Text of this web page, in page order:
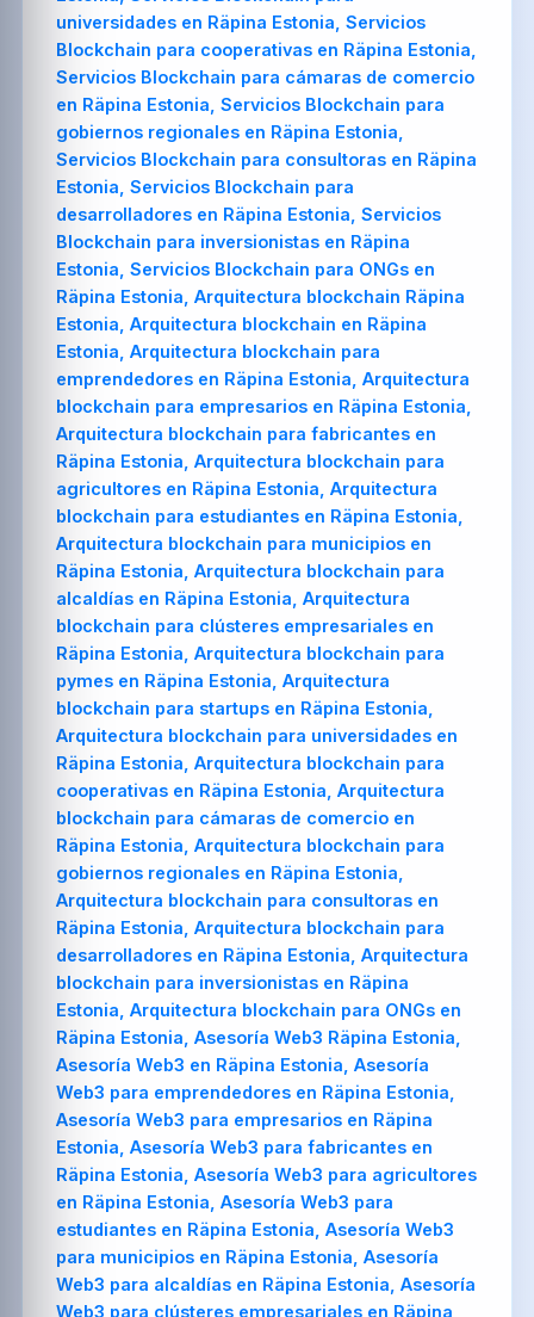
universidades en Räpina Estonia, Servicios
Blockchain para cooperativas en Räpina Estonia,
Servicios Blockchain para cámaras de comercio
en Räpina Estonia, Servicios Blockchain para
gobiernos regionales en Räpina Estonia,
Servicios Blockchain para consultoras en Räpina
Estonia, Servicios Blockchain para
desarrolladores en Räpina Estonia, Servicios
Blockchain para inversionistas en Räpina
Estonia, Servicios Blockchain para ONGs en
Räpina Estonia, Arquitectura blockchain Räpina
Estonia, Arquitectura blockchain en Räpina
Estonia, Arquitectura blockchain para
emprendedores en Räpina Estonia, Arquitectura
blockchain para empresarios en Räpina Estonia,
Arquitectura blockchain para fabricantes en
Räpina Estonia, Arquitectura blockchain para
agricultores en Räpina Estonia, Arquitectura
blockchain para estudiantes en Räpina Estonia,
Arquitectura blockchain para municipios en
Räpina Estonia, Arquitectura blockchain para
alcaldías en Räpina Estonia, Arquitectura
blockchain para clústeres empresariales en
Räpina Estonia, Arquitectura blockchain para
pymes en Räpina Estonia, Arquitectura
blockchain para startups en Räpina Estonia,
Arquitectura blockchain para universidades en
Räpina Estonia, Arquitectura blockchain para
cooperativas en Räpina Estonia, Arquitectura
blockchain para cámaras de comercio en
Räpina Estonia, Arquitectura blockchain para
gobiernos regionales en Räpina Estonia,
Arquitectura blockchain para consultoras en
Räpina Estonia, Arquitectura blockchain para
desarrolladores en Räpina Estonia, Arquitectura
blockchain para inversionistas en Räpina
Estonia, Arquitectura blockchain para ONGs en
Räpina Estonia, Asesoría Web3 Räpina Estonia,
Asesoría Web3 en Räpina Estonia, Asesoría
Web3 para emprendedores en Räpina Estonia,
Asesoría Web3 para empresarios en Räpina
Estonia, Asesoría Web3 para fabricantes en
Räpina Estonia, Asesoría Web3 para agricultores
en Räpina Estonia, Asesoría Web3 para
estudiantes en Räpina Estonia, Asesoría Web3
para municipios en Räpina Estonia, Asesoría
Web3 para alcaldías en Räpina Estonia, Asesoría
Web3 para clústeres empresariales en Räpina